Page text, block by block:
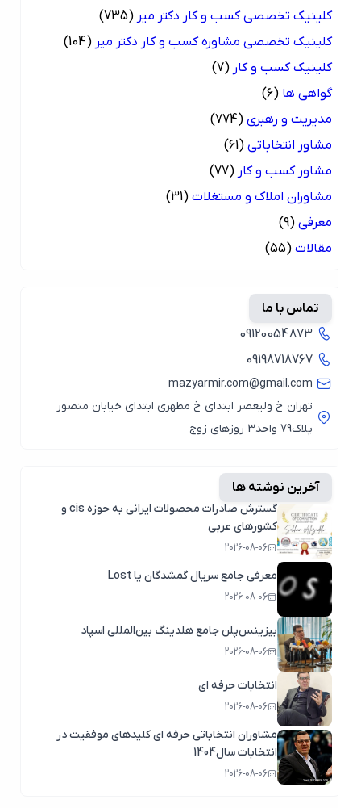
کلینیک تخصصی کسب و کار دکتر میر (735)
کلینیک تخصصی مشاوره کسب و کار دکتر میر (104)
کلینیک کسب و کار (7)
گواهی ها (6)
مدیریت و رهبری (774)
مشاور انتخاباتی (61)
مشاور کسب و کار (77)
مشاوران املاک و مستغلات (31)
معرفی (9)
مقالات (55)
تماس با ما
09120054873
09198718767
mazyarmir.com@gmail.com
تهران خ ولیعصر ابتدای خ مطهری ابتدای خیابان منصور
آخرین نوشته ها
گسترش صادرات محصولات ایرانی به حوزه cis و
کشورهای عربی
2026-08-06
معرفی جامع سریال گمشدگان یا Lost
2026-08-06
بیزینس‌پلن جامع هلدینگ بین‌المللی اسپاد
2026-08-06
انتخابات حرفه ای
2026-08-06
مشاوران انتخاباتی حرفه ای کلیدهای موفقیت در
انتخابات سال1404
2026-08-06